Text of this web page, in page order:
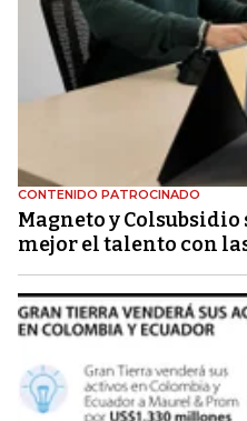
CONTENIDO PATROCINADO
Magneto y
mejor el talento con